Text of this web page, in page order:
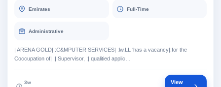
Emirates Full-Time
Administrative
| ARENA GOLD| :C&MPUTER SERVICES| :lw.LL ‘has a vacancy|:for the
Coccupation of| :| Supervisor, :| qualitied applic…
3w
View